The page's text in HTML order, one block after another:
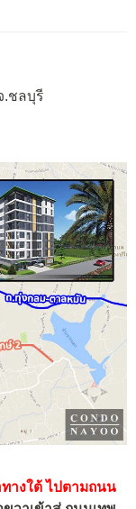
.ชลบุรี
างใต้ไปตามถนน